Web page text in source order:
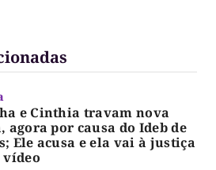
e Cinthia travam nova
agora por causa do Ideb de
Ele acusa e ela vai à justiça